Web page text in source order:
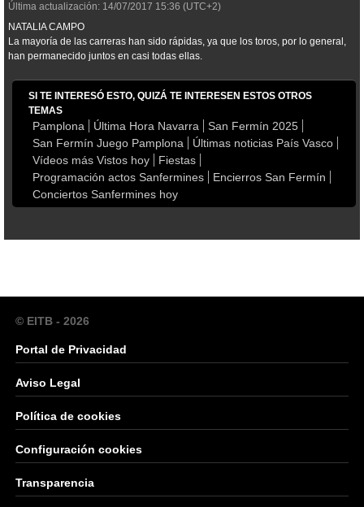
Última actualización: 14/07/2017 15:36 (UTC+2)
NATALIA CAMPO
La mayoría de las carreras han sido rápidas, ya que los toros, por lo general,
han permanecido juntos en casi todas ellas.
SI TE INTERESÓ ESTO, QUIZÁ TE INTERESEN ESTOS OTROS
TEMAS
Pamplona Última Hora Navarra
San Fermín 2025
San Fermín Juego Pamplona
Últimas noticias País Vasco
Vídeos más Vistos hoy
Fiestas
Programación actos Sanfermines
Encierros San Fermín
Conciertos Sanfermines hoy
© EITB - 2026
Portal de Privacidad
Aviso Legal
Política de cookies
Configuración cookies
Transparencia